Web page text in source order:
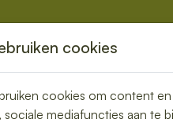
Overige
cookies
cookies om content
sociale mediafuncties aan te